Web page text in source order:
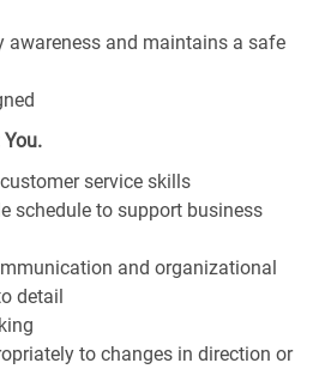
awareness and maintains a safe
You.
service skills
schedule to support business
and organizational
detail
to changes in direction or